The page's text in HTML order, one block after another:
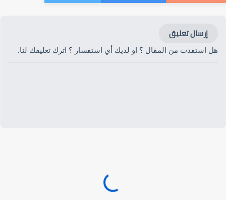
إرسال تعليق
هل استفدت من المقال ؟ او لديك أي استفسار ؟ اترك تعليقك لنا.